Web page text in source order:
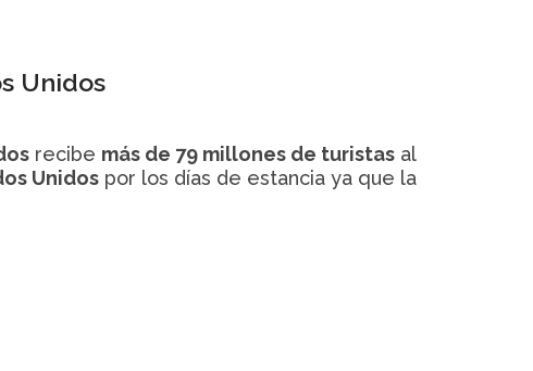
Unidos
recibe más de 79 millones de turistas al
Unidos por los días de estancia ya que la